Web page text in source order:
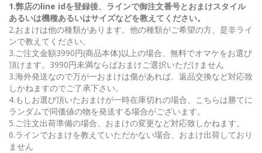
1.弊店のline idを登録後、ラインで御注文番号とおまけスタイル
あるいは機種あるいはサイズなどを教えてください。
2.おまけは他の種類があります。他の種類がご希望の方、是非ライ
ンで教えてください。
3.ご注文金額3990円(商品本体)以上の場合、無料でオマケをお選び
頂けます。3990円未満ならばおまけご選択いただけません
3.海外発送なので万が一おまけは傷があれば、返品交換など対応致
しかねますのでご了承下さい。
4.もしお選び頂いたおまけが一時在庫切れの場合、こちらは勝てに
ランダムで同価値の物を発送する場合がございます。
5.ご注文出荷準備の場合、おまけの変更など対応致しかねます。
6.ラインでおまけを教えていただかない場合、おまけ出荷しており
ません